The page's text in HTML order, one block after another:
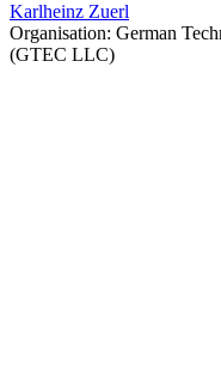
Karlheinz Zuerl
Organisation: German
(GTEC LLC)